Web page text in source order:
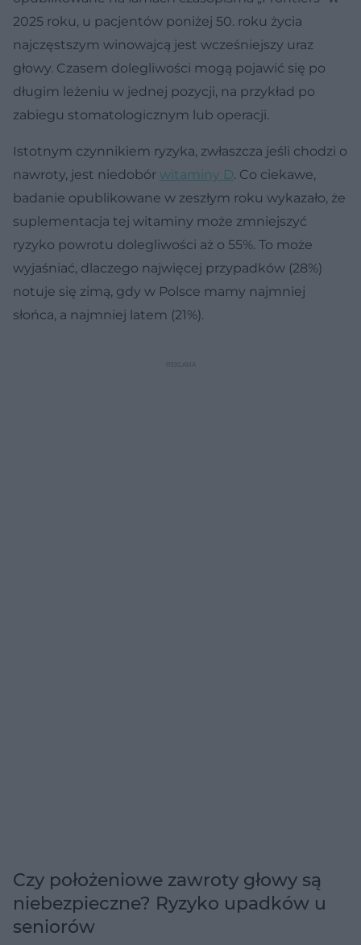
2025 roku, u pacjentów poniżej 50. roku życia
najczęstszym winowajcą jest wcześniejszy uraz
głowy. Czasem dolegliwości mogą pojawić się po
długim leżeniu w jednej pozycji, na przykład po
zabiegu stomatologicznym lub operacji.
Istotnym czynnikiem ryzyka, zwłaszcza jeśli chodzi o
nawroty, jest niedobór witaminy D. Co ciekawe,
badanie opublikowane w zeszłym roku wykazało, że
suplementacja tej witaminy może zmniejszyć
ryzyko powrotu dolegliwości aż o 55%. To może
wyjaśniać, dlaczego najwięcej przypadków (28%)
notuje się zimą, gdy w Polsce mamy najmniej
słońca, a najmniej latem (21%).
Czy położeniowe zawroty głowy są
niebezpieczne? Ryzyko upadków u
seniorów